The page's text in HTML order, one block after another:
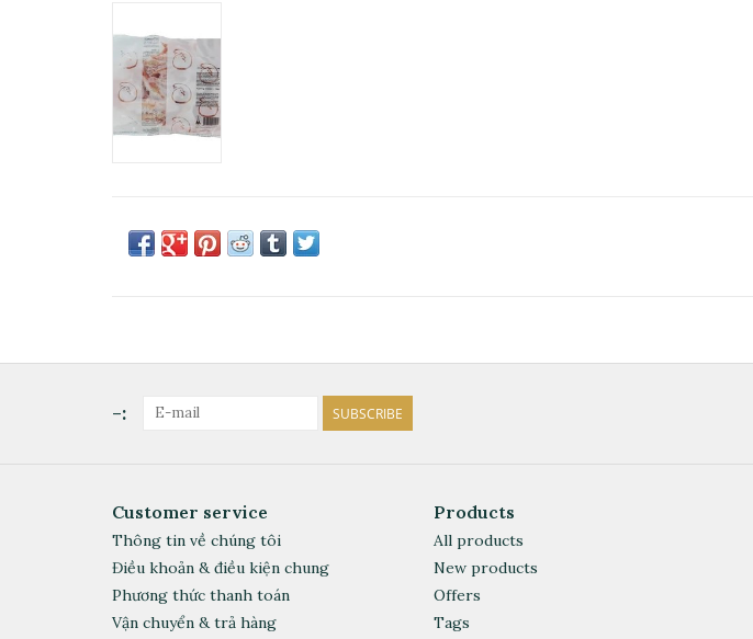
-: SUBSCRIBE
Customer service
Thông tin về chúng tôi
Điều khoản & điều kiện chung
Phương thức thanh toán
Vận chuyển & trả hàng
Products
All products
New products
Offers
Tags